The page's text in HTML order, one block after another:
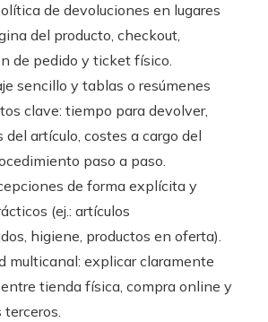
de devoluciones en lugares
del producto, checkout,
de pedido y ticket físico.
sencillo y tablas o resúmenes
clave: tiempo para devolver,
del artículo, costes a cargo del
paso a paso.
de forma explícita y
(ej.: artículos
higiene, productos en oferta).
multicanal: explicar claramente
tienda física, compra online y